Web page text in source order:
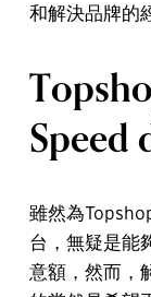
和解決品牌的
Speed
雖然為
台，無疑是能
意額，然而，